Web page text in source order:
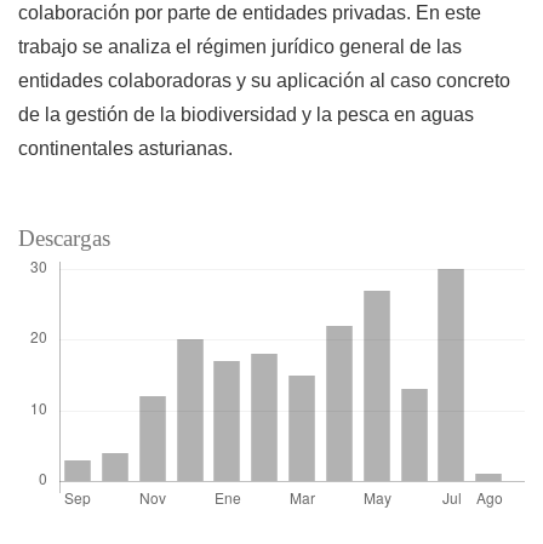
colaboración por parte de entidades privadas. En este
trabajo se analiza el régimen jurídico general de las
entidades colaboradoras y su aplicación al caso concreto
de la gestión de la biodiversidad y la pesca en aguas
continentales asturianas.
Descargas